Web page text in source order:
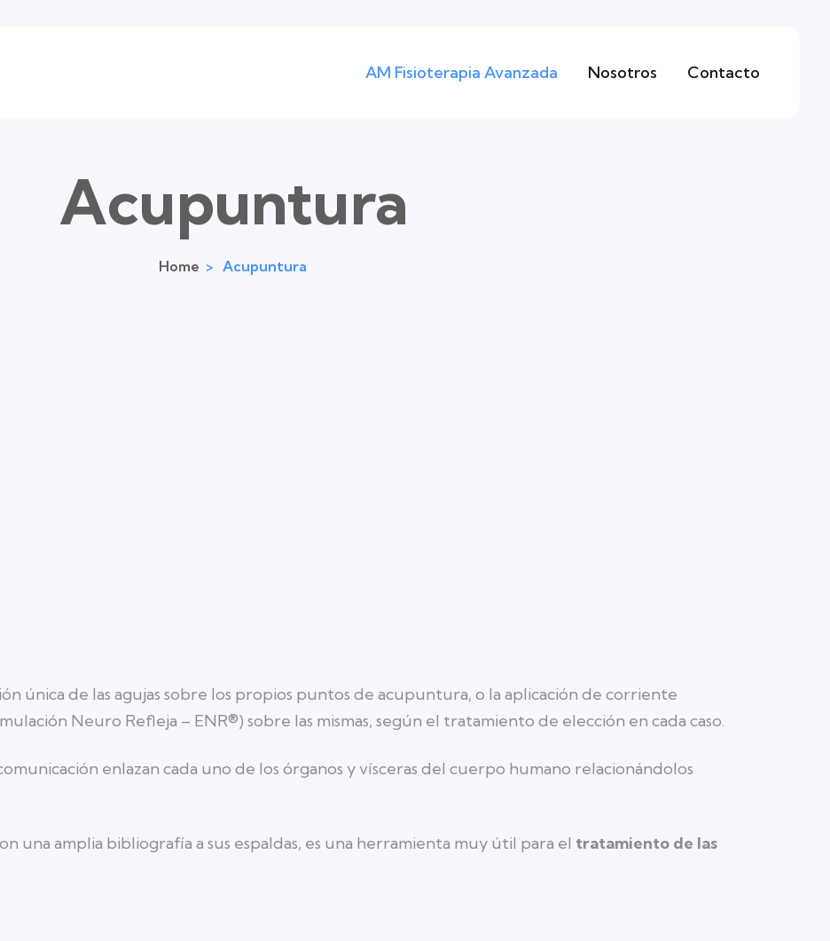
AM Fisioterapia Avanzada Nosotros Contacto
Acupuntura
Home > Acupuntura
única de las agujas sobre los propios puntos de acupuntura, o la aplicación de corriente
Neuro Refleja – ENR®) sobre las mismas, según el tratamiento de elección en cada caso.
enlazan cada uno de los órganos y vísceras del cuerpo humano relacionándolos
una amplia bibliografía a sus espaldas, es una herramienta muy útil para el tratamiento de las